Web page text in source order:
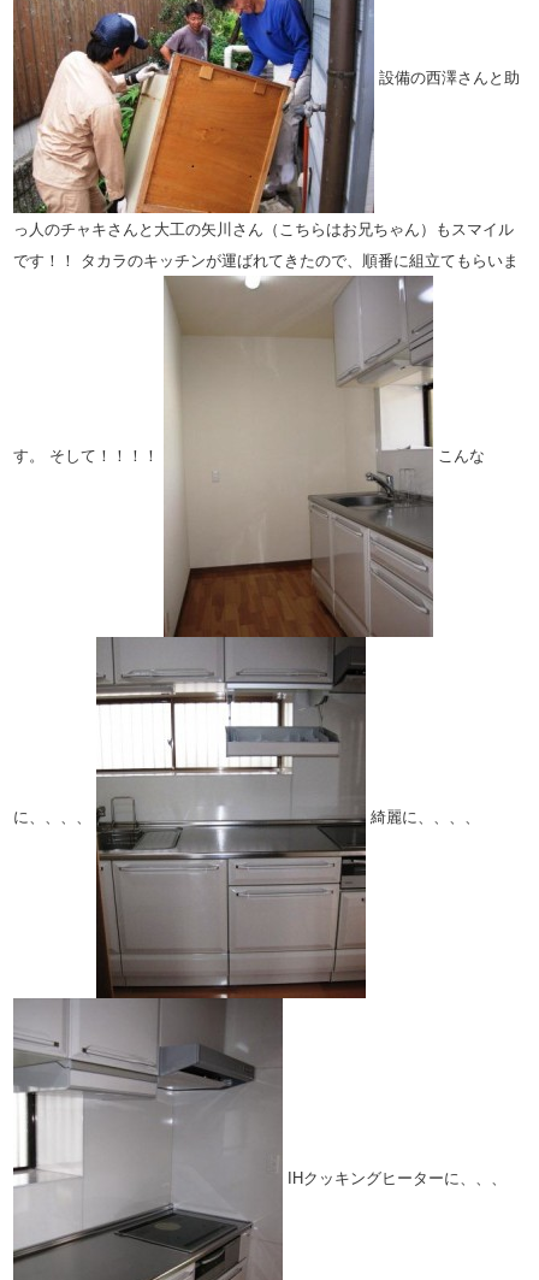
設備の西澤さんと助
っ人のチャキさんと大工の矢川さん（こちらはお兄ちゃん）もスマイル
です！！ タカラのキッチンが運ばれてきたので、順番に組立てもらいま
す。 そして！！！！ こんな
に、、、、 綺麗に、、、、
IHクッキングヒーターに、、、